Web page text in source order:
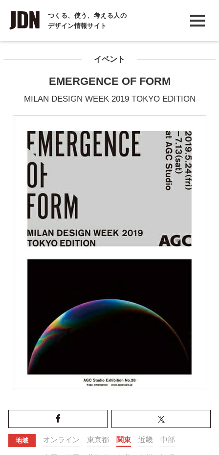
つくる、使う、考える人の
デザイン情報サイト
INTERVIEW
インタビュー
COLUMN
イベント
EMERGENCE OF FORM
MILAN DESIGN WEEK 2019 TOKYO EDITION
地域 オンライン 東京都 関東 近畿 中部